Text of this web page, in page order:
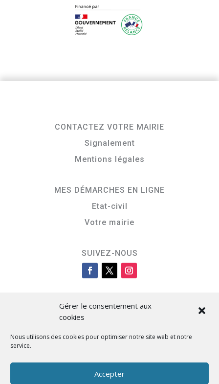
Gérer le consentement aux
cookies
Nous utilisons des cookies pour optimiser notre site web et notre
service.
Accepter
CONTACTEZ VOTRE MAIRIE
Signalement
Mentions légales
MES DÉMARCHES EN LIGNE
Etat-civil
Votre mairie
SUIVEZ-NOUS
Cità di L’Isula